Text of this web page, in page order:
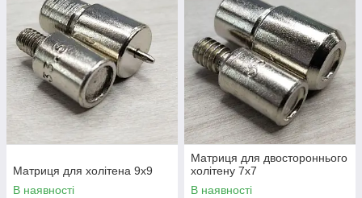
Матриця для холітена 9x9
В наявності
Матриця для двостороннього
холітену 7х7
В наявності